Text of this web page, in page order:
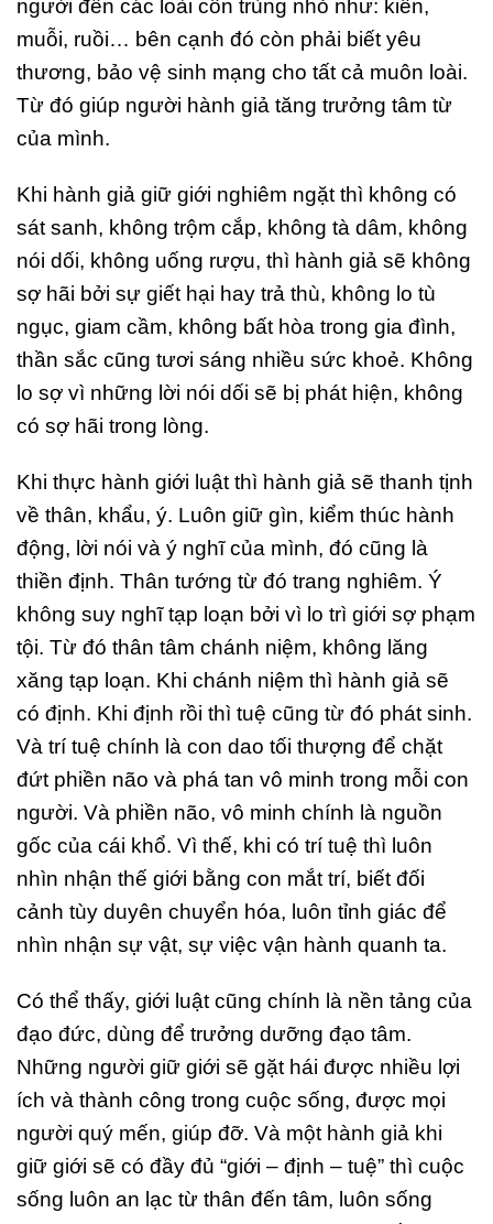
người đến các loài côn trùng nhỏ như: kiến,
muỗi, ruồi… bên cạnh đó còn phải biết yêu
thương, bảo vệ sinh mạng cho tất cả muôn loài.
Từ đó giúp người hành giả tăng trưởng tâm từ
của mình.
Khi hành giả giữ giới nghiêm ngặt thì không có
sát sanh, không trộm cắp, không tà dâm, không
nói dối, không uống rượu, thì hành giả sẽ không
sợ hãi bởi sự giết hại hay trả thù, không lo tù
ngục, giam cầm, không bất hòa trong gia đình,
thần sắc cũng tươi sáng nhiều sức khoẻ. Không
lo sợ vì những lời nói dối sẽ bị phát hiện, không
có sợ hãi trong lòng.
Khi thực hành giới luật thì hành giả sẽ thanh tịnh
về thân, khẩu, ý. Luôn giữ gìn, kiểm thúc hành
động, lời nói và ý nghĩ của mình, đó cũng là
thiền định. Thân tướng từ đó trang nghiêm. Ý
không suy nghĩ tạp loạn bởi vì lo trì giới sợ phạm
tội. Từ đó thân tâm chánh niệm, không lăng
xăng tạp loạn. Khi chánh niệm thì hành giả sẽ
có định. Khi định rồi thì tuệ cũng từ đó phát sinh.
Và trí tuệ chính là con dao tối thượng để chặt
đứt phiền não và phá tan vô minh trong mỗi con
người. Và phiền não, vô minh chính là nguồn
gốc của cái khổ. Vì thế, khi có trí tuệ thì luôn
nhìn nhận thế giới bằng con mắt trí, biết đối
cảnh tùy duyên chuyển hóa, luôn tỉnh giác để
nhìn nhận sự vật, sự việc vận hành quanh ta.
Có thể thấy, giới luật cũng chính là nền tảng của
đạo đức, dùng để trưởng dưỡng đạo tâm.
Những người giữ giới sẽ gặt hái được nhiều lợi
ích và thành công trong cuộc sống, được mọi
người quý mến, giúp đỡ. Và một hành giả khi
giữ giới sẽ có đầy đủ “giới – định – tuệ” thì cuộc
sống luôn an lạc từ thân đến tâm, luôn sống